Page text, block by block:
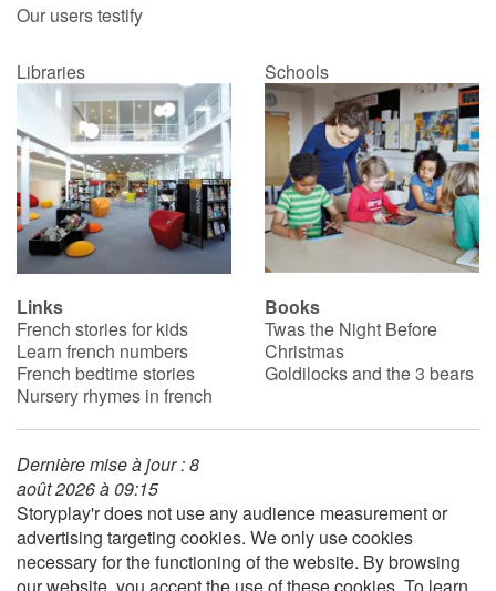
Our users testify
Libraries Schools
Links
French stories for kids
Learn french numbers
French bedtime stories
Nursery rhymes in french
Books
Twas the Night Before
Christmas
Goldilocks and the 3 bears
Dernière mise à jour : 8
août 2026 à 09:15
Storyplay'r does not use any audience measurement or
advertising targeting cookies. We only use cookies
necessary for the functioning of the website. By browsing